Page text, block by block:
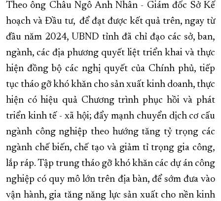
Theo ông Châu Ngô Anh Nhân - Giám đốc Sở Kế
hoạch và Đầu tư, để đạt được kết quả trên, ngay từ
đầu năm 2024, UBND tỉnh đã chỉ đạo các sở, ban,
ngành, các địa phương quyết liệt triển khai và thực
hiện đồng bộ các nghị quyết của Chính phủ, tiếp
tục tháo gỡ khó khăn cho sản xuất kinh doanh, thực
hiện có hiệu quả Chương trình phục hồi và phát
triển kinh tế - xã hội; đẩy mạnh chuyển dịch cơ cấu
ngành công nghiệp theo hướng tăng tỷ trọng các
ngành chế biến, chế tạo và giảm tỉ trọng gia công,
lắp ráp. Tập trung tháo gỡ khó khăn các dự án công
nghiệp có quy mô lớn trên địa bàn, để sớm đưa vào
vận hành, gia tăng năng lực sản xuất cho nền kinh